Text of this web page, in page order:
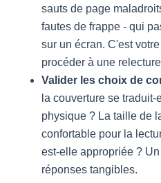
sauts de page
fautes de frappe - qui
sur un écran. C'est
procéder à une
Valider les choix de
la couverture se
physique ? La taille de
confortable pour la
est-elle appropriée ?
réponses tangibles.